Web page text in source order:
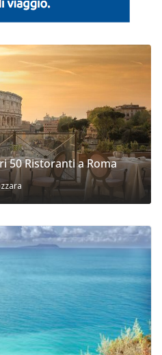
50 Ristoranti a Roma